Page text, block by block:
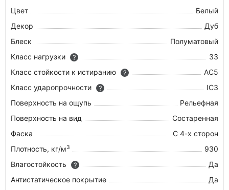
Цвет
Белый
Декор
Дуб
Блеск
Полуматовый
Класс нагрузки
?
33
Класс стойкости к истиранию
?
AC5
Класс ударопрочности
?
IC3
Поверхность на ощупь
Рельефная
Поверхность на вид
Состаренная
Фаска
С 4-х сторон
Плотность, кг/м3
930
Влагостойкость
?
Да
Антистатическое покрытие
Да